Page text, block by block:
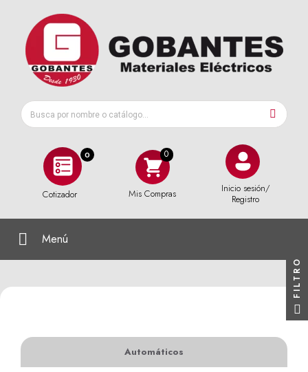
0
Cotizador Mis Compras
Inicio sesión/
Registro
Menú
Automáticos
FILTRO